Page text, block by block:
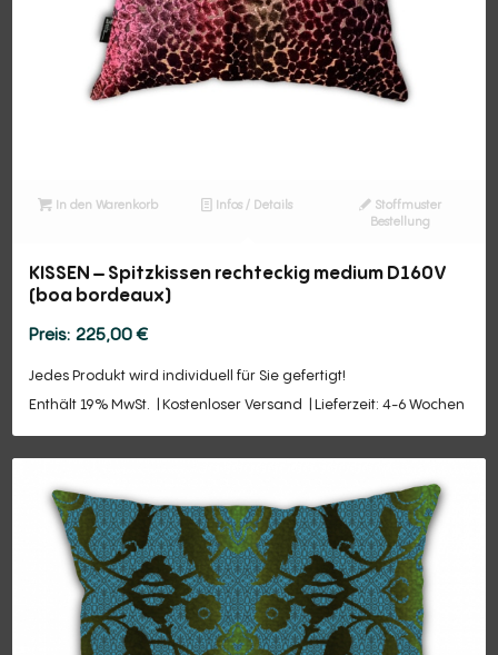
In den Warenkorb Infos / Details
Stoffmuster
Bestellung
KISSEN – Spitzkissen rechteckig medium D160V
(boa bordeaux)
225,00€
Jedes Produkt wird individuell für Sie gefertigt!
Enthält 19% MwSt.
Kostenloser Versand Lieferzeit: 4-6 Wochen